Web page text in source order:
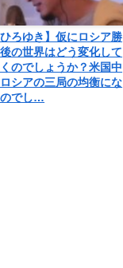
ひろゆき】仮にロシア勝
の世界はどう変化して
のでしょうか？米国中
シアの三局の均衡にな
でし…